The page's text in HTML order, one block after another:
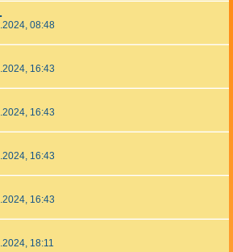
08:48
16:43
16:43
16:43
16:43
18:11